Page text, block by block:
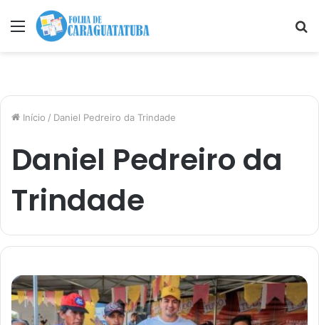
Menu
Início / Daniel Pedreiro da Trindade
Daniel Pedreiro da
Trindade